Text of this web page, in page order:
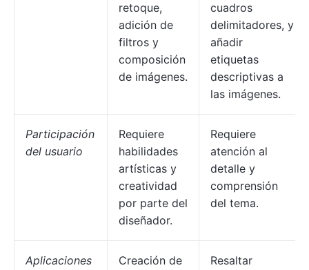
retoque,
adición de
filtros y
composición
de imágenes.
cuadros
delimitadores, y
añadir
etiquetas
descriptivas a
las imágenes.
Participación
del usuario
Requiere
habilidades
artísticas y
creatividad
por parte del
diseñador.
Requiere
atención al
detalle y
comprensión
del tema.
Aplicaciones
Creación de
Resaltar